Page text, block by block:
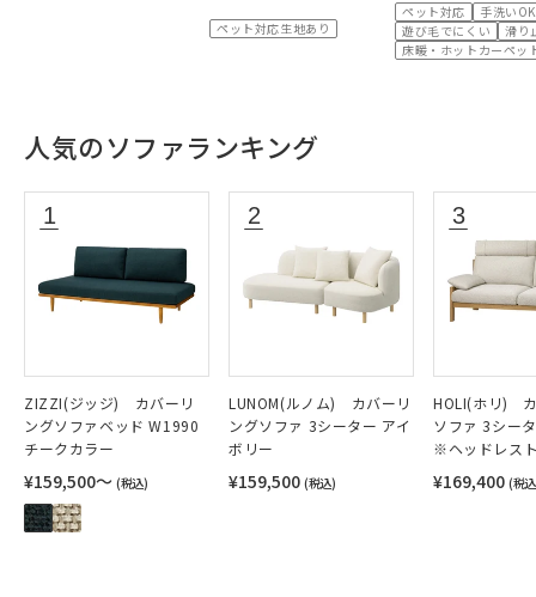
ペット対応生地あり
ペット対応
手洗いOK
遊び毛でにくい
滑り
床暖・ホットカーペッ
人気のソファランキング
ZIZZI(ジッジ) カバーリ
ングソファベッド W1990
チークカラー
¥159,500〜 (税込)
LUNOM(ルノム) カバーリ
ングソファ 3シーター アイ
ボリー
¥159,500 (税込)
HOLI(ホリ)
ソファ 3シー
※ヘッドレス
¥169,400 (税